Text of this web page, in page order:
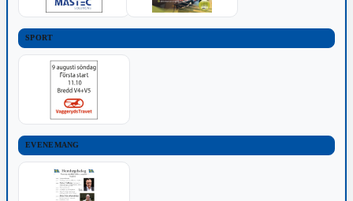
SPORT
EVENEMANG